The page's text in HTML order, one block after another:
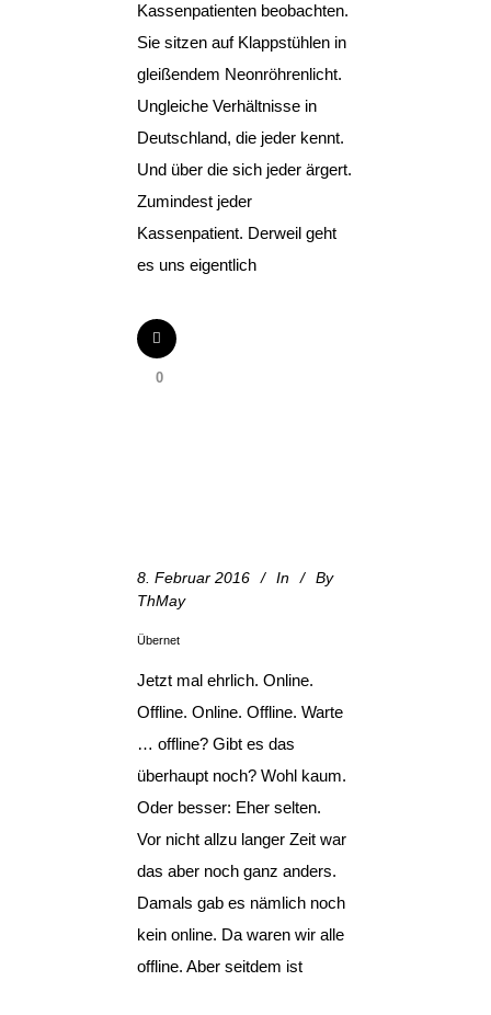
Kassenpatienten beobachten.
Sie sitzen auf Klappstühlen in
gleißendem Neonröhrenlicht.
Ungleiche Verhältnisse in
Deutschland, die jeder kennt.
Und über die sich jeder ärgert.
Zumindest jeder
Kassenpatient. Derweil geht
es uns eigentlich
0
8. Februar 2016 In
By
ThMay
Übernet
Jetzt mal ehrlich. Online.
Offline. Online. Offline. Warte
… offline? Gibt es das
überhaupt noch? Wohl kaum.
Oder besser: Eher selten.
Vor nicht allzu langer Zeit war
das aber noch ganz anders.
Damals gab es nämlich noch
kein online. Da waren wir alle
offline. Aber seitdem ist